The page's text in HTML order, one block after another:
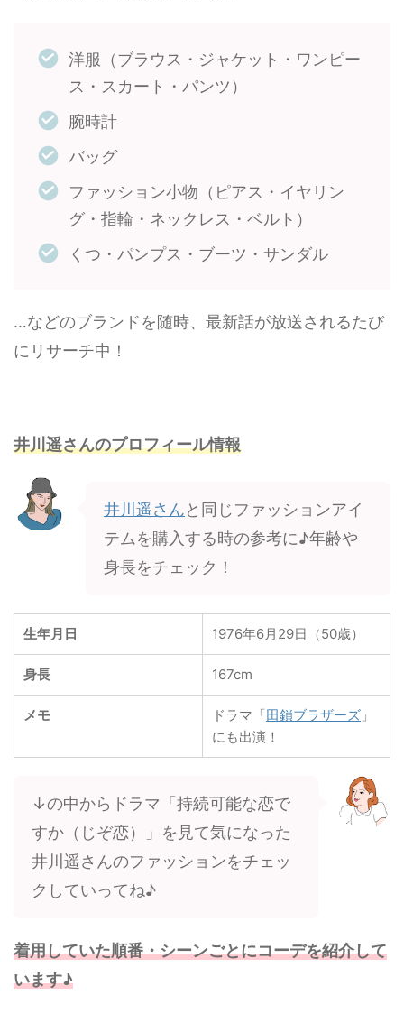
洋服（ブラウス・ジャケット・ワンピー
ス・スカート・パンツ）
腕時計
バッグ
ファッション小物（ピアス・イヤリン
グ・指輪・ネックレス・ベルト）
くつ・パンプス・ブーツ・サンダル
…などのブランドを随時、最新話が放送されるたび
にリサーチ中！
井川遥さんのプロフィール情報
井川遥さんと同じファッションアイ
テムを購入する時の参考に♪年齢や
身長をチェック！
生年月日 1976年6月29日（50歳）
身長 167cm
メモ ドラマ「田鎖ブラザーズ 」
にも出演！
↓の中からドラマ「持続可能な恋で
すか（じぞ恋）」を見て気になった
井川遥さんのファッションをチェッ
クしていってね♪
着用していた順番・シーンごとにコーデを紹介して
います♪